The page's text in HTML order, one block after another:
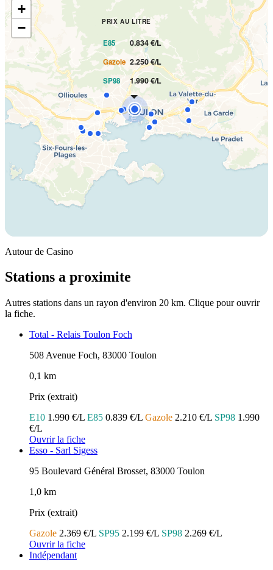
PRIX AU LITRE
E85 0.834 €/L
Gazole 2.250 €/L
SP98 1.990 €/L
+
−
Autour de Casino
Stations a proximite
Autres stations dans un rayon d'environ 20 km. Clique pour ouvrir
la fiche.
Total - Relais Toulon Foch
508 Avenue Foch, 83000 Toulon
0,1 km
Prix (extrait)
E10 1.990 €/L E85 0.839 €/L Gazole 2.210 €/L SP98 1.990
€/L
Ouvrir la fiche
Esso - Sarl Sigess
95 Boulevard Général Brosset, 83000 Toulon
1,0 km
Prix (extrait)
Gazole 2.369 €/L SP95 2.199 €/L SP98 2.269 €/L
Ouvrir la fiche
Indépendant